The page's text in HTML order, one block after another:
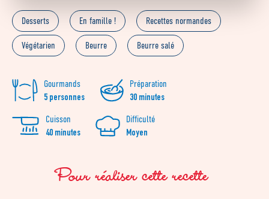
Desserts En famille ! Recettes normandes
Végétarien Beurre Beurre salé
Gourmands
5 personnes
Préparation
30 minutes
Cuisson
40 minutes
Difficulté
Moyen
Pour réaliser cette recette